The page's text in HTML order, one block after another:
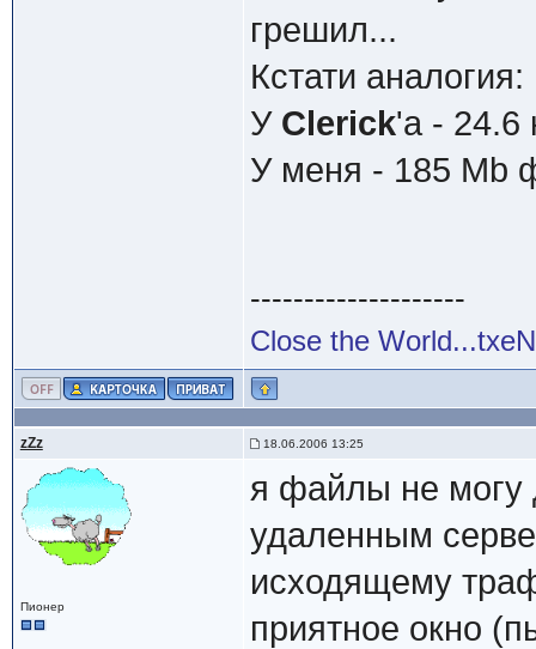
грешил...
Кстати аналогия:
У Clerick'a - 24.6
У меня - 185 Mb
--------------------
Close the
zZz 18.06.2006 13:25
Пионер
я файлы не могу
удаленным
исходящему
приятное окно